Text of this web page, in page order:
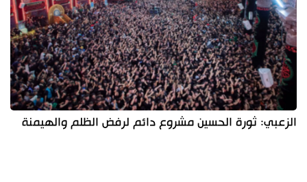
الزعبي: ثورة الحسين مشروع دائم لرفض الظلم والهيمنة